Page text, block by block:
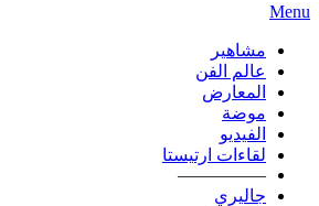
Menu
مشاهير
عالم الفن
المعارض
موضة
الفيديو
لقاءات ارتيستا
—————
جاليري